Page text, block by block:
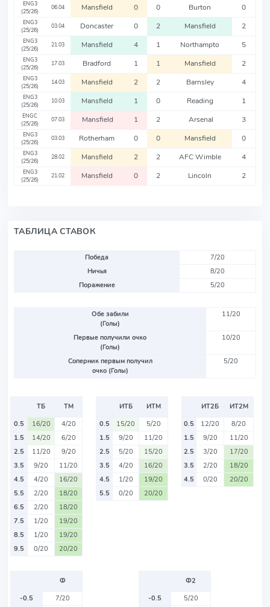
ENG3
(25/26)
06.04 Mansfield 0 0 Burton 0
ENG3
(25/26)
03.04 Doncaster 0 2 Mansfield 2
ENG3
(25/26)
21.03 Mansfield 4 1 Northampto 5
ENG3
(25/26)
17.03 Bradford 1 1 Mansfield 2
ENG3
(25/26)
14.03 Mansfield 2 2 Barnsley 4
ENG3
(25/26)
10.03 Mansfield 1 0 Reading 1
ENGC
(25/26)
07.03 Mansfield 1 2 Arsenal 3
ENG3
(25/26)
03.03 Rotherham 0 0 Mansfield 0
ENG3
(25/26)
28.02 Mansfield 2 2 AFC Wimble 4
ENG3
(25/26)
21.02 Mansfield 0 2 Lincoln 2
ТАБЛИЦА СТАВОК
Победа
7/20
Ничья
8/20
Поражение
5/20
Обе забили
(Голы)
11/20
Первые получили очко
(Голы)
10/20
Соперник первым получил
очко (Голы)
5/20
ТБ
ТМ
0.5
16/20
4/20
1.5
14/20
6/20
2.5
11/20
9/20
3.5
9/20
11/20
4.5
4/20
16/20
5.5
2/20
18/20
6.5
2/20
18/20
7.5
1/20
19/20
8.5
1/20
19/20
9.5
0/20 20/20
ИТБ
ИТМ
0.5
15/20
5/20
1.5
9/20
11/20
2.5
5/20
15/20
3.5
4/20
16/20
4.5
1/20
19/20
5.5
0/20 20/20
ИТ2Б
ИТ2М
0.5
12/20
8/20
1.5
9/20
11/20
2.5
3/20
17/20
3.5
2/20
18/20
4.5
0/20 20/20
Ф
-0.5
7/20
Ф2
-0.5
5/20